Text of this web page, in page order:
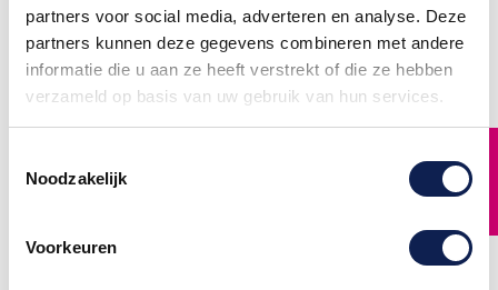
partners voor social media, adverteren en analyse. Deze
partners kunnen deze gegevens combineren met andere
informatie die u aan ze heeft verstrekt of die ze hebben
verzameld op basis van uw gebruik van hun services.
Noodzakelijk
Voorkeuren
Vlag Zuid-Molukken
van 2 stickers
ca. 1,6cm hoogPast precies
Tegen de EU sticker
Tegen de EU kentekenplaat